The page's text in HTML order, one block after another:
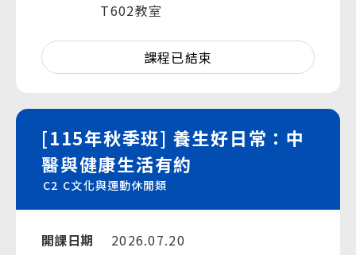
T602教室
課程已結束
[115年秋季班] 養生好日常：中
醫與健康生活有約
C2 C文化與運動休閒類
開課日期
2026.07.20